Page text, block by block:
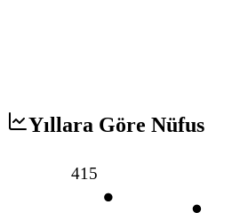
Yıllara Göre Nüfus
415